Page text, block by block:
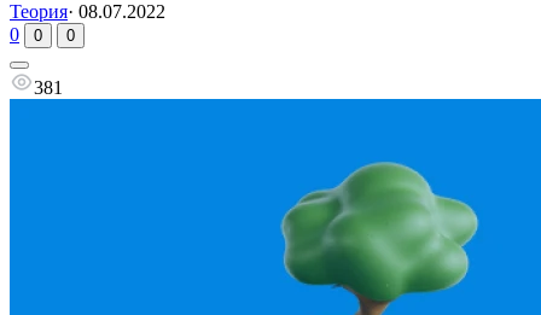
Теория· 08.07.2022
0
0 0
381